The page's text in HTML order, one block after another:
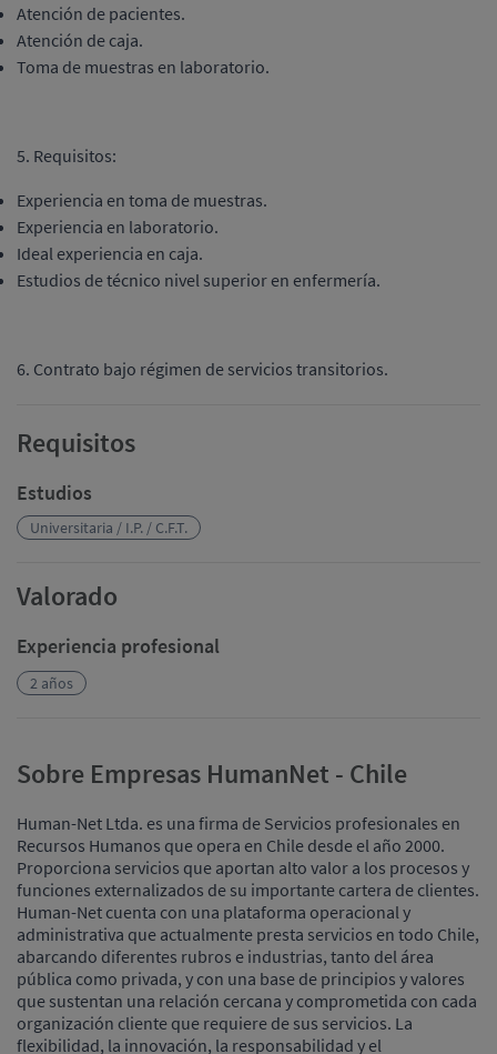
Atención de pacientes.
Atención de caja.
Toma de muestras en laboratorio.
5. Requisitos:
Experiencia en toma de muestras.
Experiencia en laboratorio.
Ideal experiencia en caja.
Estudios de técnico nivel superior en enfermería.
6. Contrato bajo régimen de servicios transitorios.
Requisitos
Estudios
Universitaria / I.P. / C.F.T.
Valorado
Experiencia profesional
2 años
Sobre Empresas HumanNet - Chile
Human-Net Ltda. es una firma de Servicios profesionales en
Recursos Humanos que opera en Chile desde el año 2000.
Proporciona servicios que aportan alto valor a los procesos y
funciones externalizados de su importante cartera de clientes.
Human-Net cuenta con una plataforma operacional y
administrativa que actualmente presta servicios en todo Chile,
abarcando diferentes rubros e industrias, tanto del área
pública como privada, y con una base de principios y valores
que sustentan una relación cercana y comprometida con cada
organización cliente que requiere de sus servicios. La
flexibilidad, la innovación, la responsabilidad y el